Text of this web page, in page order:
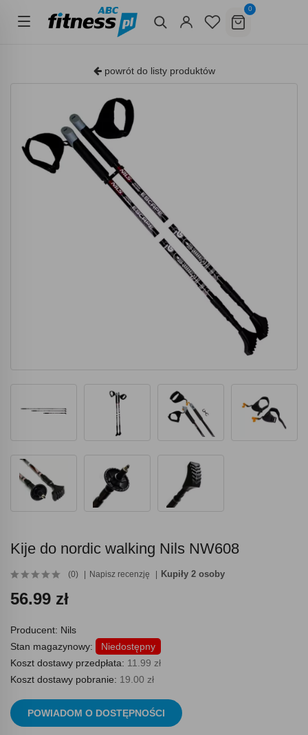
0
powrót do listy produktów
Kije do nordic walking Nils NW608
(0) Napisz recenzję Kupiły 2 osoby
56.99 zł
Producent: Nils
Stan magazynowy:
Niedostępny
Koszt dostawy przedpłata: 11.99 zł
Koszt dostawy pobranie: 19.00 zł
POWIADOM O DOSTĘPNOŚCI